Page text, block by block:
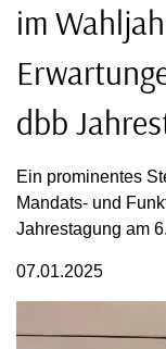
im
dbb
Ein prominentes
Mandats- und
Jahrestagung am
07.01.2025